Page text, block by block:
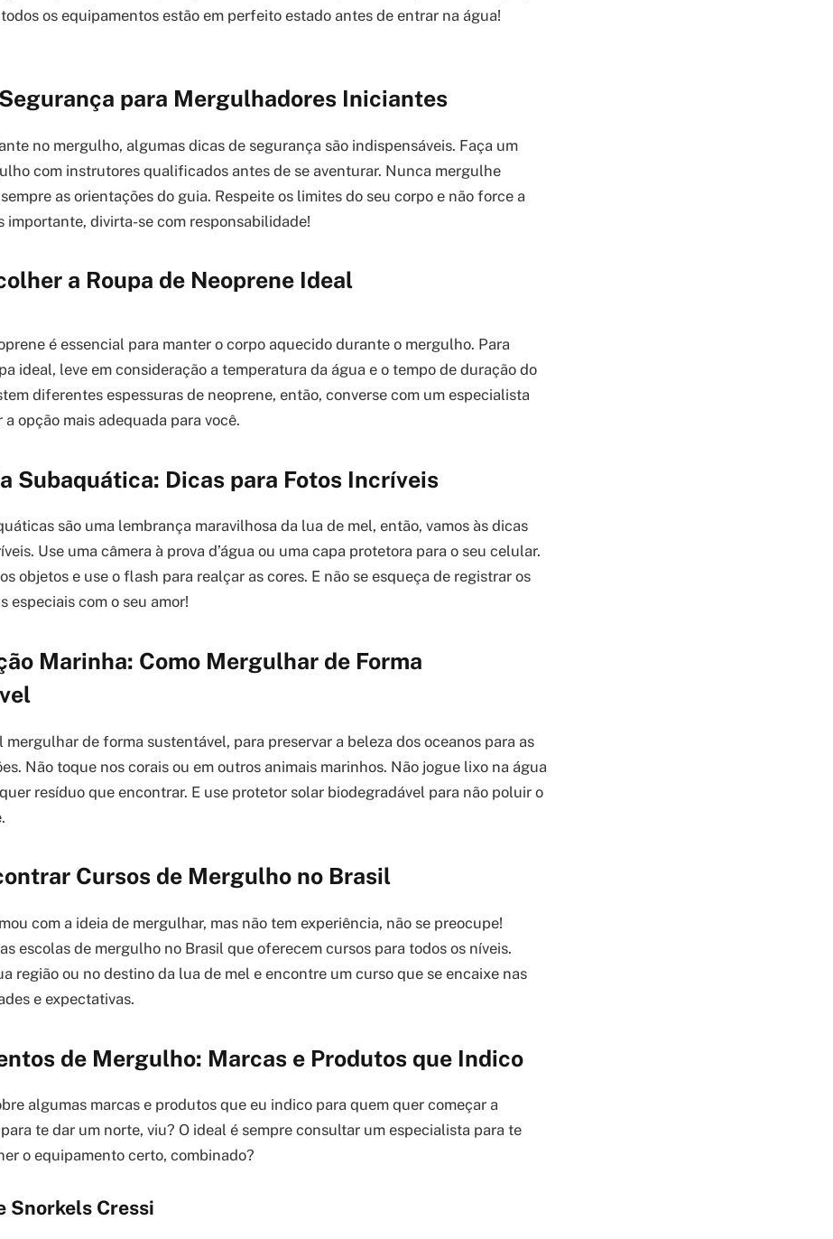
os equipamentos estão em perfeito estado antes de entrar na água!
para Mergulhadores Iniciantes
no mergulho, algumas dicas de segurança são indispensáveis. Faça um
com instrutores qualificados antes de se aventurar. Nunca mergulhe
as orientações do guia. Respeite os limites do seu corpo e não force a
importante, divirta-se com responsabilidade!
a Roupa de Neoprene Ideal
é essencial para manter o corpo aquecido durante o mergulho. Para
ideal, leve em consideração a temperatura da água e o tempo de duração do
diferentes espessuras de neoprene, então, converse com um especialista
opção mais adequada para você.
Subaquática: Dicas para Fotos Incríveis
são uma lembrança maravilhosa da lua de mel, então, vamos às dicas
Use uma câmera à prova d’água ou uma capa protetora para o seu celular.
objetos e use o flash para realçar as cores. E não se esqueça de registrar os
especiais com o seu amor!
Marinha: Como Mergulhar de Forma
de forma sustentável, para preservar a beleza dos oceanos para as
Não toque nos corais ou em outros animais marinhos. Não jogue lixo na água
resíduo que encontrar. E use protetor solar biodegradável para não poluir o
Cursos de Mergulho no Brasil
com a ideia de mergulhar, mas não tem experiência, não se preocupe!
escolas de mergulho no Brasil que oferecem cursos para todos os níveis.
região ou no destino da lua de mel e encontre um curso que se encaixe nas
e expectativas.
de Mergulho: Marcas e Produtos que Indico
algumas marcas e produtos que eu indico para quem quer começar a
te dar um norte, viu? O ideal é sempre consultar um especialista para te
o equipamento certo, combinado?
Snorkels Cressi